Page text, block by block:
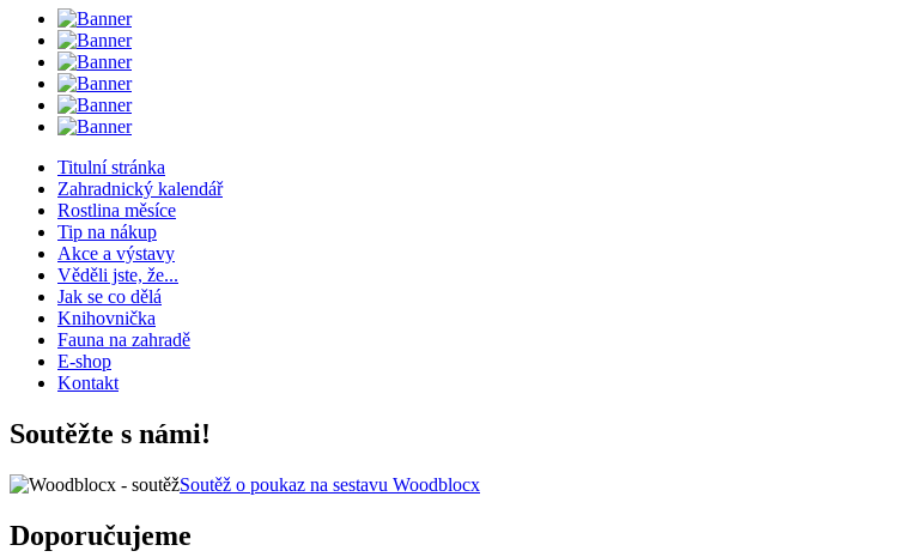
Titulní stránka
Zahradnický kalendář
Rostlina měsíce
Tip na nákup
Akce a výstavy
Věděli jste, že...
Jak se co dělá
Knihovnička
Fauna na zahradě
E-shop
Kontakt
Soutěžte s námi!
Soutěž o poukaz na sestavu Woodblocx
Doporučujeme